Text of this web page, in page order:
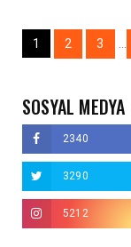
1 2 3
SOSYAL MEDYA
2340
3290
5212